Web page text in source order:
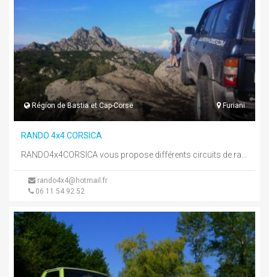
Région de Bastia et Cap-Corse Furiani
RANDO 4x4 CORSICA
rando4x4@hotmail.fr
06 11 54 92 52